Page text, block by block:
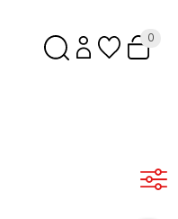
0